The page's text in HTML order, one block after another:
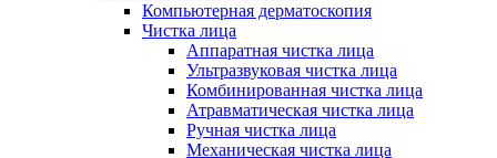
Компьютерная дерматоскопия
Чистка лица
Аппаратная чистка лица
Ультразвуковая чистка лица
Комбинированная чистка лица
Атравматическая чистка лица
Ручная чистка лица
Механическая чистка лица